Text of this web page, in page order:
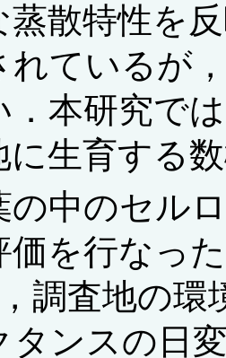
蒸散特性を
れているが
．本研究で
に生育する
の中のセル
価を行なっ
調査地の環
タンスの日